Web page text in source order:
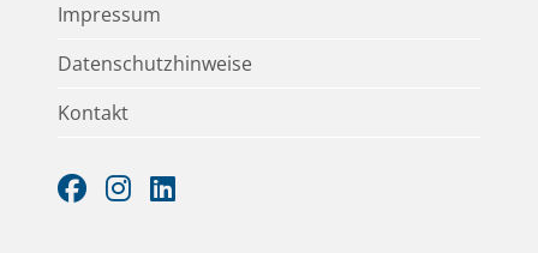
Impressum
Datenschutzhinweise
Kontakt